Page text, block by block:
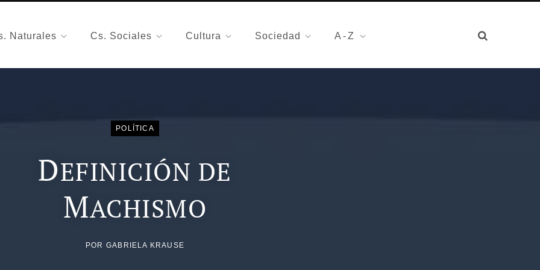
Naturales Cs. Sociales Cultura Sociedad A-Z
POLÍTICA
DEFINICIÓN DE
MACHISMO
POR GABRIELA KRAUSE